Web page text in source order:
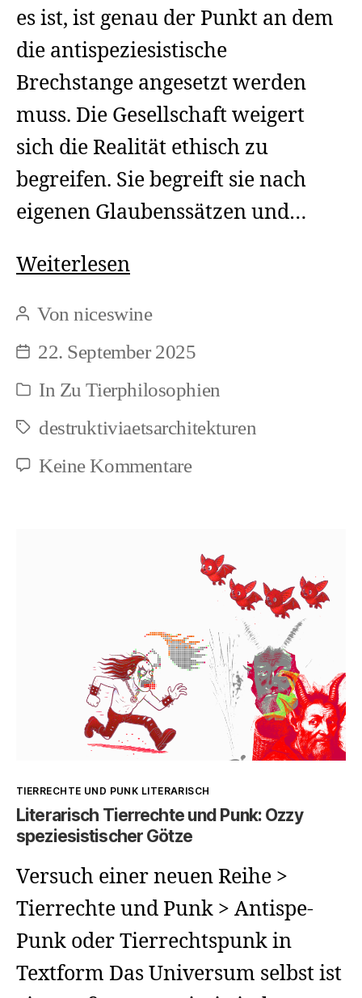
es ist, ist genau der Punkt an dem
die antispeziesistische
Brechstange angesetzt werden
muss. Die Gesellschaft weigert
sich die Realität ethisch zu
begreifen. Sie begreift sie nach
eigenen Glaubenssätzen und…
WeiterlesenNormalisiertes
Beitragsautor
Vonniceswine
Beitragsdatum
22. September 2025
Kategorien
In Zu Tierphilosophien
Schlagwörter
destruktiviaetsarchitekturen
Keine Kommentarezu
Kategorien
TIERRECHTE UND PUNK LITERARISCH
Literarisch Tierrechte und Punk: Ozzy
speziesistischer Götze
Versuch einer neuen Reihe >
Tierrechte und Punk > Antispe-
Punk oder Tierrechtspunk in
Textform Das Universum selbst ist